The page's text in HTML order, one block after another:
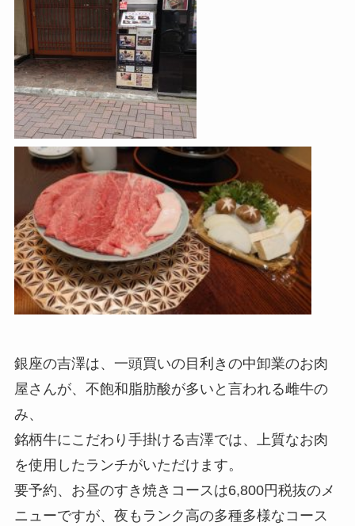
銀座の吉澤は、一頭買いの目利きの中卸業のお肉
屋さんが、不飽和脂肪酸が多いと言われる雌牛の
み、
銘柄牛にこだわり手掛ける吉澤では、上質なお肉
を使用したランチがいただけます。
要予約、お昼のすき焼きコースは6,800円税抜のメ
ニューですが、夜もランク高の多種多様なコース